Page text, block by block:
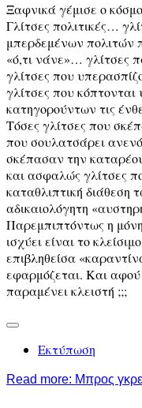
Ξαφνικά γέμισε ο
Γλίτσες πολιτικές…
μπερδεμένων πολιτών
«ό,τι νάνε»… γλίτσες
γλίτσες που
γλίτσες που
κατηγορούντων τις
Τόσες γλίτσες που
που σουλατσάρει
σκέπασαν την
και ασφαλώς γλίτσες
καταθλιπτική διάθεση
αδικαιολόγητη
Παρεμπιπτόντως η
ισχύει είναι το
επιβληθείσα
εφαρμόζεται. Και αφού
παραμένει κλειστή ;;;
Εκτύπωση
Read more: Μπρος